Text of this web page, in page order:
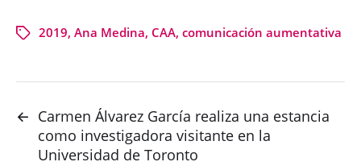
2019, Ana Medina, CAA, comunicación aumentativa
← Carmen Álvarez García realiza una estancia
como investigadora visitante en la
Universidad de Toronto